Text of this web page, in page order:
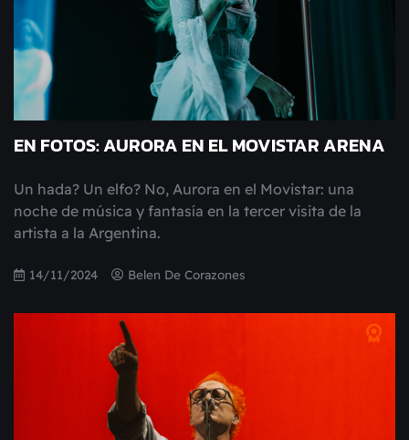
EN FOTOS: AURORA EN EL MOVISTAR ARENA
Un hada? Un elfo? No, Aurora en el Movistar: una
noche de música y fantasía en la tercer visita de la
artista a la Argentina.
14/11/2024 Belen De Corazones